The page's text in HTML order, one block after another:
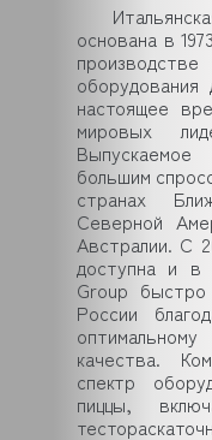
основана в
оборудования
настоящее
мировых
Выпускаемое
большим
странах
Северной
Австралии. С
доступна и в
Group быстро
России
качества.
спектр
пиццы,